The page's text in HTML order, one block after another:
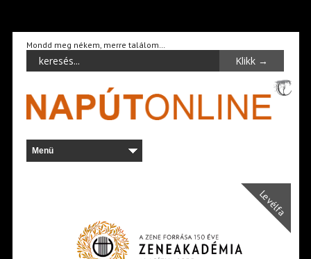
Mondd meg nékem, merre találom…
Levélfa